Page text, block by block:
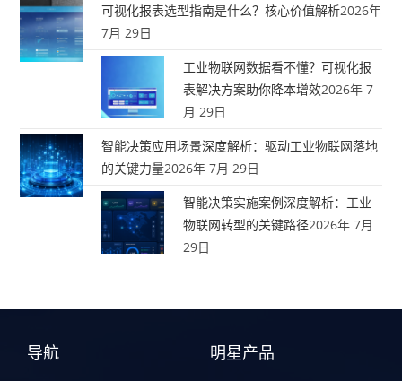
可视化报表选型指南是什么？核心价值解析2026年
7月 29日
工业物联网数据看不懂？可视化报
表解决方案助你降本增效2026年 7
月 29日
智能决策应用场景深度解析：驱动工业物联网落地
的关键力量2026年 7月 29日
智能决策实施案例深度解析：工业
物联网转型的关键路径2026年 7月
29日
导航 明星产品